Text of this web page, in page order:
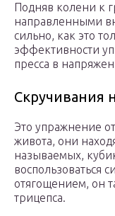
Подняв колени к
направленными
сильно, как это
эффективности
пресса в
Скручивания
Это упражнение
живота, они
называемых,
воспользоваться
отягощением, он
трицепса.